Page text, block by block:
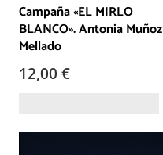
Campaña «EL MIRLO
BLANCO». Antonia Muñoz
Mellado
12,00 €